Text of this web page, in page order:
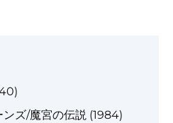
ズ/魔宮の伝説 (1984)